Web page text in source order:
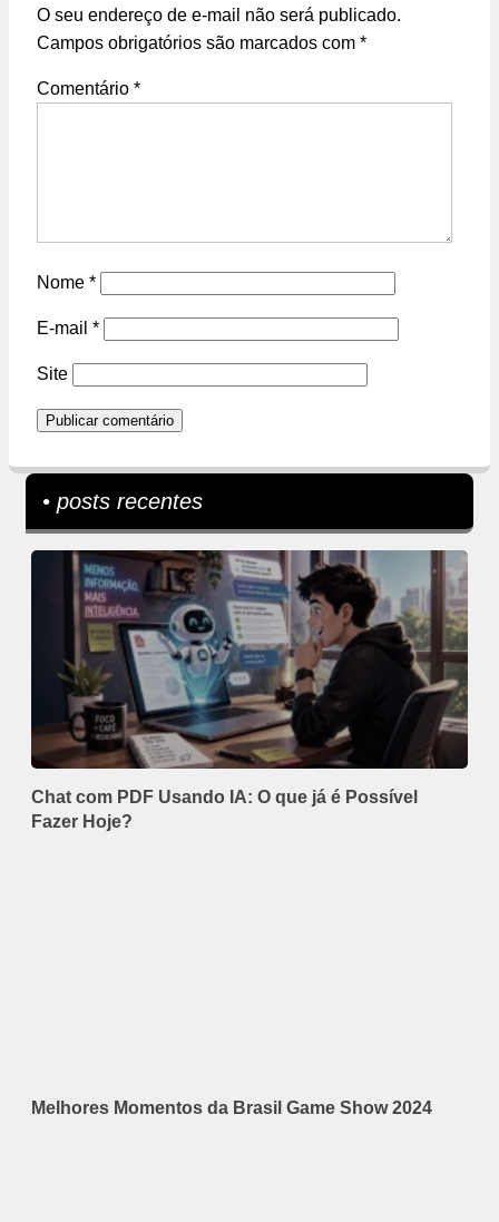
O seu endereço de e-mail não será publicado.
Campos obrigatórios são marcados com *
Comentário *
Nome *
E-mail *
Site
• posts recentes
Chat com PDF Usando IA: O que já é Possível
Fazer Hoje?
Melhores Momentos da Brasil Game Show 2024